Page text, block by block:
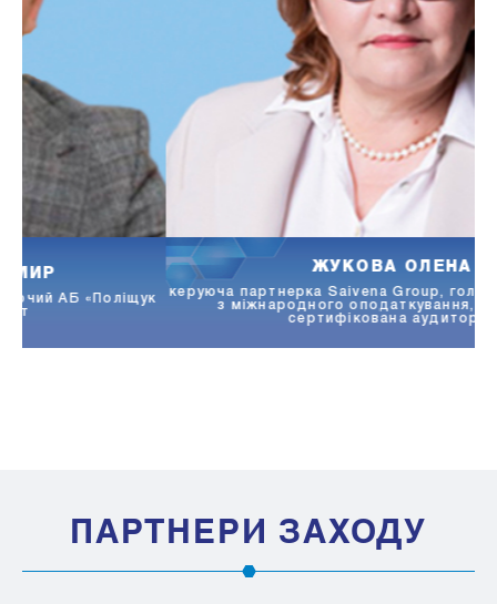
ЖУКОВА ОЛЕНА
керуюча партнерка Saivena Group, голова Комітету ААУ
з міжнародного оподаткування, адвокатка,
сертифікована аудиторка
ПАРТНЕРИ ЗАХОДУ